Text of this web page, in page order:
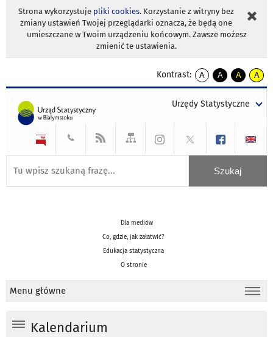
Strona wykorzystuje pliki cookies. Korzystanie z witryny bez
zmiany ustawień Twojej przeglądarki oznacza, że będą one
umieszczane w Twoim urządzeniu końcowym. Zawsze możesz
zmienić te ustawienia.
Kontrast:
A
kontrast
A
kontrast
tekst
czarnym
A
kontrast
tekst
czarnym
A
tekst
żółtym
Urzędy Statystyczne
Dla mediów
Co, gdzie, jak załatwić?
Edukacja statystyczna
O stronie
Menu główne
Kalendarium